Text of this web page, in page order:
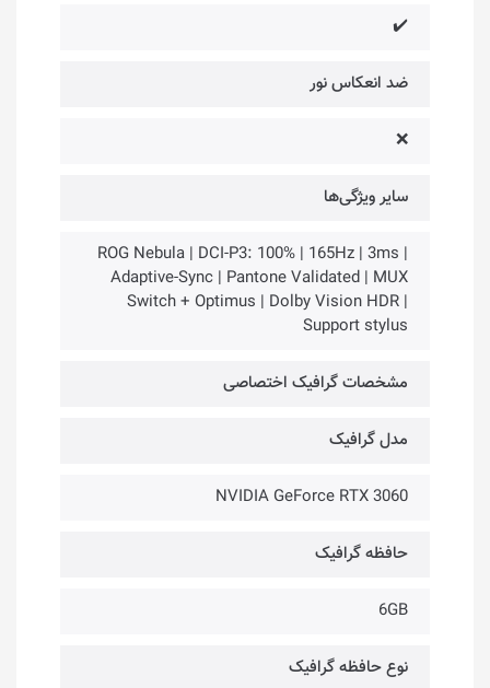
✔️
ضد انعکاس نور
❌
سایر ویژگی‌ها
ROG Nebula | DCI-P3: 100% | 165Hz | 3ms |
Adaptive-Sync | Pantone Validated | MUX
Switch + Optimus | Dolby Vision HDR |
Support stylus
مشخصات گرافیک اختصاصی
مدل گرافیک
NVIDIA GeForce RTX 3060
حافظه گرافیک
6GB
نوع حافظه گرافیک